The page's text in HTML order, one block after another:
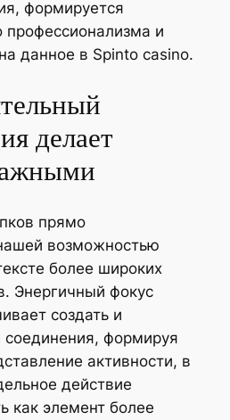
формируется
профессионализма и
данное в Spinto casino.
делает
прямо
возможностью
более широких
Энергичный фокус
создать и
соединения, формируя
активности, в
действие
как элемент более